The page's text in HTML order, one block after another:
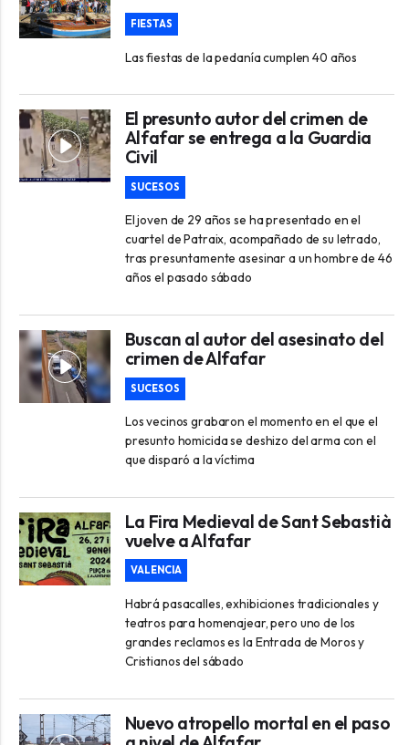
FIESTAS
Las fiestas de la pedanía cumplen 40 años
El presunto autor del crimen de
Alfafar se entrega a la Guardia
Civil
SUCESOS
El joven de 29 años se ha presentado en el
cuartel de Patraix, acompañado de su letrado,
tras presuntamente asesinar a un hombre de 46
años el pasado sábado
Buscan al autor del asesinato del
crimen de Alfafar
SUCESOS
Los vecinos grabaron el momento en el que el
presunto homicida se deshizo del arma con el
que disparó a la víctima
La Fira Medieval de Sant Sebastià
vuelve a Alfafar
VALENCIA
Habrá pasacalles, exhibiciones tradicionales y
teatros para homenajear, pero uno de los
grandes reclamos es la Entrada de Moros y
Cristianos del sábado
Nuevo atropello mortal en el paso